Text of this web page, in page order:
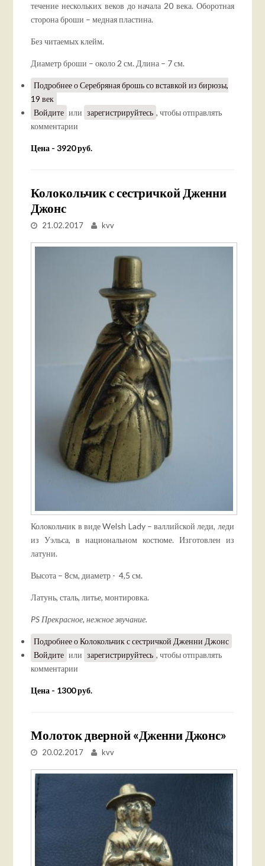
течение нескольких веков до начала 20 века. Оборотная
сторона броши – медная пластина.
Без читаемых клейм.
Диаметр броши – около 2 см. Длина – 7 см.
Подробнеео Серебряная брошь со вставкой из бирюзы,
19 век
Войдите или зарегистрируйтесь , чтобы отправлять
комментарии
Цена - 3920 руб.
Колокольчик с сестричкой Дженни
Джонс
21.02.2017 kvv
Колокольчик в виде Welsh Lady – валлийской леди, леди
из Уэльса, в национальном костюме. Изготовлен из
латуни.
Высота – 8см, диаметр - 4,5 см.
Латунь, сталь, литье, монтировка.
PS Прекрасное, нежное звучание.
Подробнеео Колокольчик с сестричкой Дженни Джонс
Войдите или зарегистрируйтесь , чтобы отправлять
комментарии
Цена - 1300 руб.
Молоток дверной «Дженни Джонс»
20.02.2017 kvv